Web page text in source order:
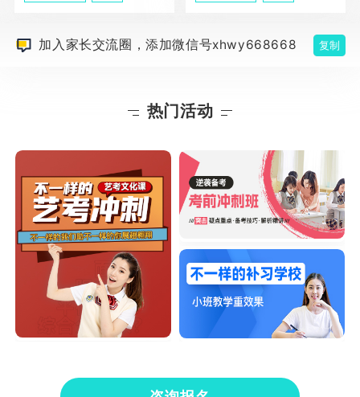
加入家长交流圈，添加微信号xhwy668668 复制
热门活动